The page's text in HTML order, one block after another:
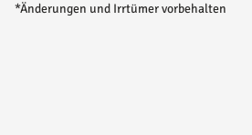
*Änderungen und Irrtümer vorbehalten